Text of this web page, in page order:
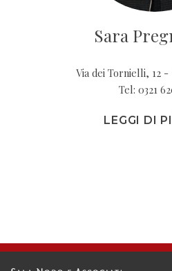
Sara
Via dei Tornielli, 12 -
Tel: 0321
LEGGI DI